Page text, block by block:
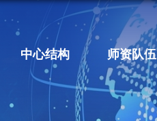
中心结构 师资队伍